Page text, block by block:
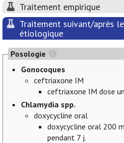
Traitement empirique
Traitement suivant/après
étiologique
Posologie
Gonocoques
ceftriaxone IM
ceftriaxone IM dose
Chlamydia spp.
doxycycline oral
doxycycline oral 200
pendant 7 j.